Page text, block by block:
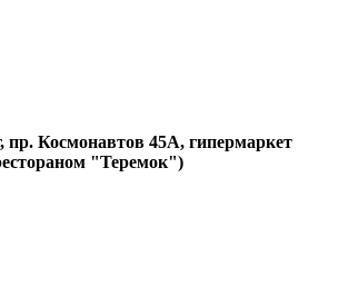
пр. Космонавтов 45А, гипермаркет
"Теремок")